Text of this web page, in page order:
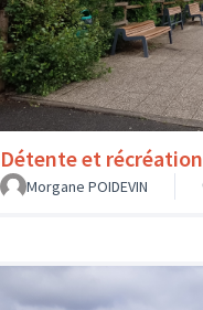
Détente et récréation
Morgane POIDEVIN